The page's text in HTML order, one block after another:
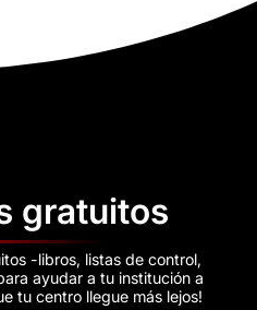
gratuitos
-libros, listas de control,
ayudar a tu institución a
tu centro llegue más lejos!